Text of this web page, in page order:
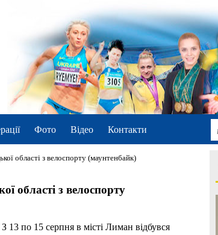
Фото Відео Контакти
області з велоспорту (маунтенбайк)
області з велоспорту
З 13 по 15 серпня в місті Лиман відбувся